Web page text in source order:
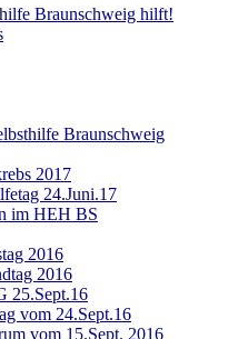
Braunschweig hilft!
Braunschweig
2017
24.Juni.17
im HEH BS
2016
2016
25.Sept.16
vom 24.Sept.16
vom 15.Sept. 2016